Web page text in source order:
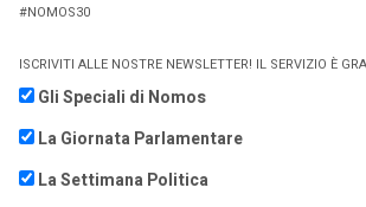
#NOMOS30
ISCRIVITI ALLE NOSTRE NEWSLETTER! IL SERVIZIO È
Gli Speciali di Nomos
La Giornata Parlamentare
La Settimana Politica